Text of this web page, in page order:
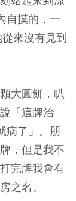
自摸的，一
來沒有見到
大圓餅，叭
「這牌治
病了」。朋
，但是我不
完牌我會有
之名。